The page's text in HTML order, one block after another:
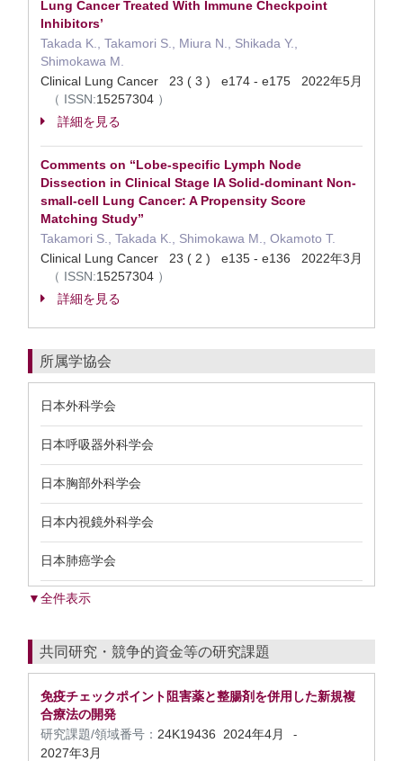
Lung Cancer Treated With Immune Checkpoint
Inhibitors’
Takada K., Takamori S., Miura N., Shikada Y.,
Shimokawa M.
Clinical Lung Cancer 23 ( 3 ) e174 - e175 2022年5月
（ ISSN:15257304 ）
詳細を見る
Comments on “Lobe-specific Lymph Node
Dissection in Clinical Stage IA Solid-dominant Non-
small-cell Lung Cancer: A Propensity Score
Matching Study”
Takamori S., Takada K., Shimokawa M., Okamoto T.
Clinical Lung Cancer 23 ( 2 ) e135 - e136 2022年3月
（ ISSN:15257304 ）
詳細を見る
所属学協会
日本外科学会
日本呼吸器外科学会
日本胸部外科学会
日本内視鏡外科学会
日本肺癌学会
▼全件表示
共同研究・競争的資金等の研究課題
免疫チェックポイント阻害薬と整腸剤を併用した新規複
合療法の開発
研究課題/領域番号： 24K19436 2024年4月 -
2027年3月